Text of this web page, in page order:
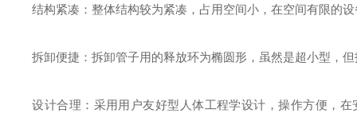
结构紧凑：整体结构较为紧凑，占用空间小，在空间有限的
拆卸便捷：拆卸管子用的释放环为椭圆形，虽然是超小型，但
设计合理：采用用户友好型人体工程学设计，操作方便，